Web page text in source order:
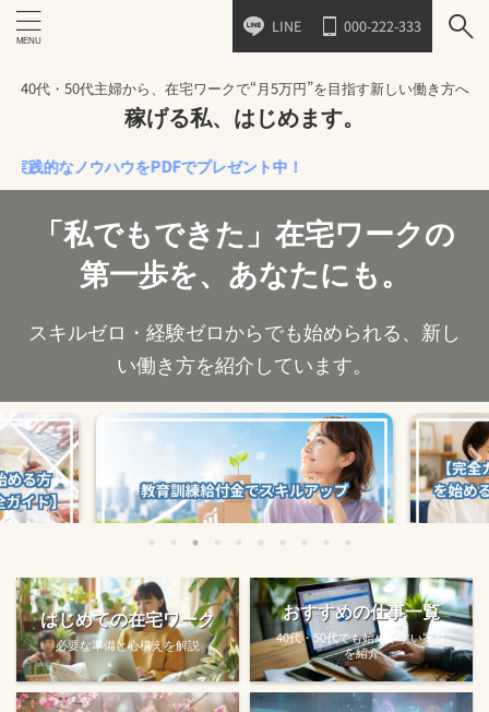
LINE 000-222-333
40代・50代主婦から、在宅ワークで“月5万円”を目指す新しい働き方へ
稼げる私、はじめます。
ノウハウをPDFでプレゼント中！
「私でもできた」在宅ワークの
第一歩を、あなたにも。
スキルゼロ・経験ゼロからでも始められる、新し
い働き方を紹介しています。
る方法
教育訓練給付金で賢くスキルアップする
方法【主婦でも使え...
【完全ガ
はじめての在宅ワーク
必要な準備と心構えを解説
おすすめの仕事一覧
40代・50代でも始めやすい案件
を紹介